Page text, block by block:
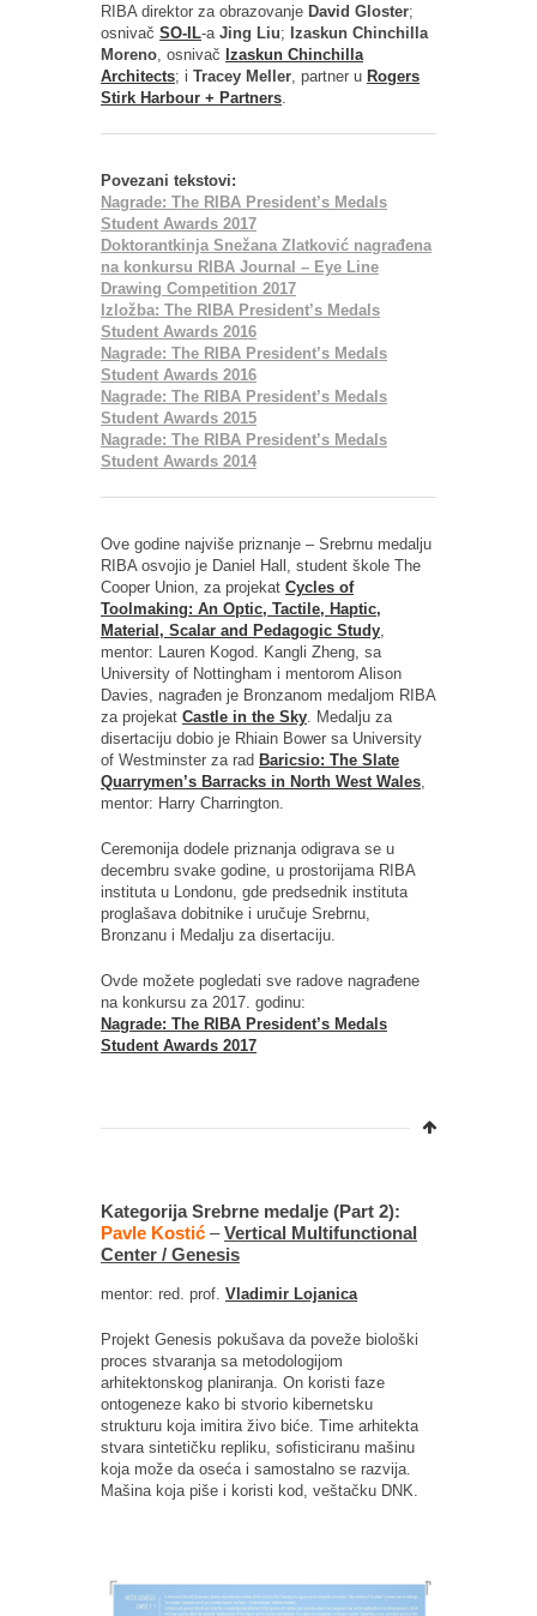
RIBA direktor za obrazovanje David Gloster;
osnivač SO-IL-a Jing Liu; Izaskun Chinchilla
Moreno , osnivač Izaskun Chinchilla
Architects; i Tracey Meller , partner u Rogers
Stirk Harbour + Partners
Povezani tekstovi:
Nagrade: The RIBA President’s Medals
Student Awards 2017
Doktorantkinja Snežana Zlatković nagrađena
na konkursu RIBA Journal – Eye Line
Drawing Competition 2017
Izložba: The RIBA President’s Medals
Student Awards 2016
Nagrade: The RIBA President’s Medals
Student Awards 2016
Nagrade: The RIBA President’s Medals
Student Awards 2015
Nagrade: The RIBA President’s Medals
Student Awards 2014
Ove godine najviše priznanje – Srebrnu medalju
RIBA osvojio je Daniel Hall, student škole The
Cooper Union, za projekat Cycles of
Toolmaking: An Optic, Tactile, Haptic,
Material, Scalar and Pedagogic Study
mentor: Lauren Kogod. Kangli Zheng, sa
University of Nottingham i mentorom Alison
Davies, nagrađen je Bronzanom medaljom RIBA
za projekat Castle in the Sky . Medalju za
disertaciju dobio je Rhiain Bower sa University
of Westminster za rad Baricsio: The Slate
Quarrymen’s Barracks in North West Wales
mentor: Harry Charrington.
Ceremonija dodele priznanja odigrava se u
decembru svake godine, u prostorijama RIBA
instituta u Londonu, gde predsednik instituta
proglašava dobitnike i uručuje Srebrnu,
Bronzanu i Medalju za disertaciju.
Ovde možete pogledati sve radove nagrađene
na konkursu za 2017. godinu:
Nagrade: The RIBA President’s Medals
Student Awards 2017
Kategorija Srebrne medalje (Part 2):
Pavle Kostić –Vertical Multifunctional
Center / Genesis
mentor: red. prof. Vladimir Lojanica
Projekt Genesis pokušava da poveže biološki
proces stvaranja sa metodologijom
arhitektonskog planiranja. On koristi faze
ontogeneze kako bi stvorio kibernetsku
strukturu koja imitira živo biće. Time arhitekta
stvara sintetičku repliku, sofisticiranu mašinu
koja može da oseća i samostalno se razvija.
Mašina koja piše i koristi kod, veštačku DNK.